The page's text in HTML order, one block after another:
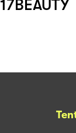
17BEAUTY